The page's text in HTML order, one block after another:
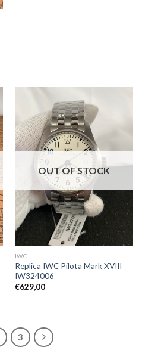
OUT OF STOCK
IWC
Replica IWC Pilota Mark XVIII
IW324006
€629,00
3